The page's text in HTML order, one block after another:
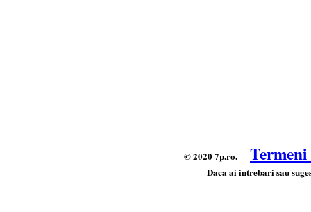
© 2020 7p.ro.
Daca ai intrebari sau